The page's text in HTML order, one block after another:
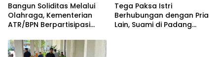
Bangun Soliditas Melalui
Olahraga, Kementerian
ATR/BPN Berpartisipasi
Piala Gubernur DKI Jakarta
2026
Tega Paksa Istri
Berhubungan dengan Pria
Lain, Suami di Padang